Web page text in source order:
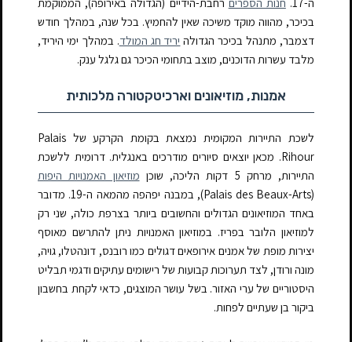
בכיכר, מהווה מוקד משיכה שאין להחמיץ. בכל שנה, במהלך חודש
דצמבר, מתנהל בכיכר הגדולה יריד חג המולד. במהלך ימי היריד,
מלבד עשרות הדוכנים, מוצב בתחומי הכיכר גם גלגל ענק.
אמנות, מוזיאונים וארכיטקטורה מלכותית
לשכת התיירות המקומית נמצאת
בקומת הקרקע של Palais
Rihour. מכאן יוצאים סיורים מודרכים באנגלית. דרומית ללשכת
התיירות, מרחק 5 דקות הליכה, שוכן
מוזיאון האמנויות היפות
(Palais des Beaux-Arts), במבנה יפהפה מהמאה ה-19. מדובר
באחד המוזיאונים הגדולים והחשובים ביותר בצרפת כולה, שני רק
למוזיאון הלובר בפריז. במוזיאון האמנויות ניתן להתרשם מאוסף
יצירות מופת של אמנים אירופאים דגולים כמו רובנס, דונהטלו, גויה,
מונה ורודן, לצד תערוכות קבועות של רישומים עתיקים ודגמי תבליט
היסטוריים של ערי האזור. בשל עושר המוצגים, כדאי לקחת בחשבון
ביקור בן שעתיים לפחות.